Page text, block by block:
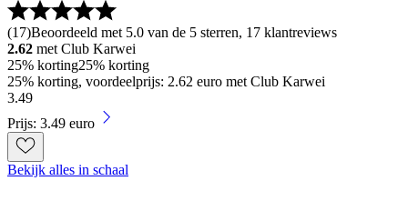
(17)Beoordeeld met 5.0 van de 5 sterren, 17 klantreviews
2.62 met Club Karwei
25% korting25% korting
25% korting, voordeelprijs: 2.62 euro met Club Karwei
3.49
Prijs: 3.49 euro
Bekijk alles in schaal